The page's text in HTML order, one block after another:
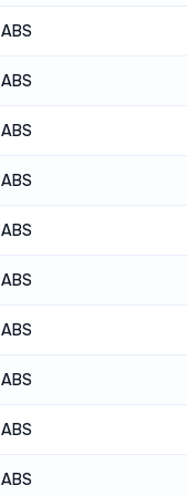
ABS
ABS
ABS
ABS
ABS
ABS
ABS
ABS
ABS
ABS